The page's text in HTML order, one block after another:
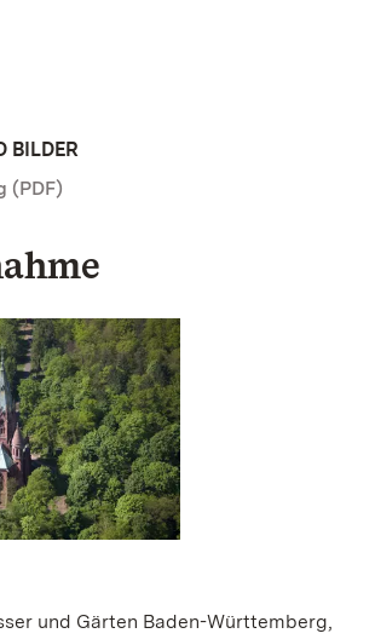
BILDER
(PDF)
und Gärten Baden-Württemberg,